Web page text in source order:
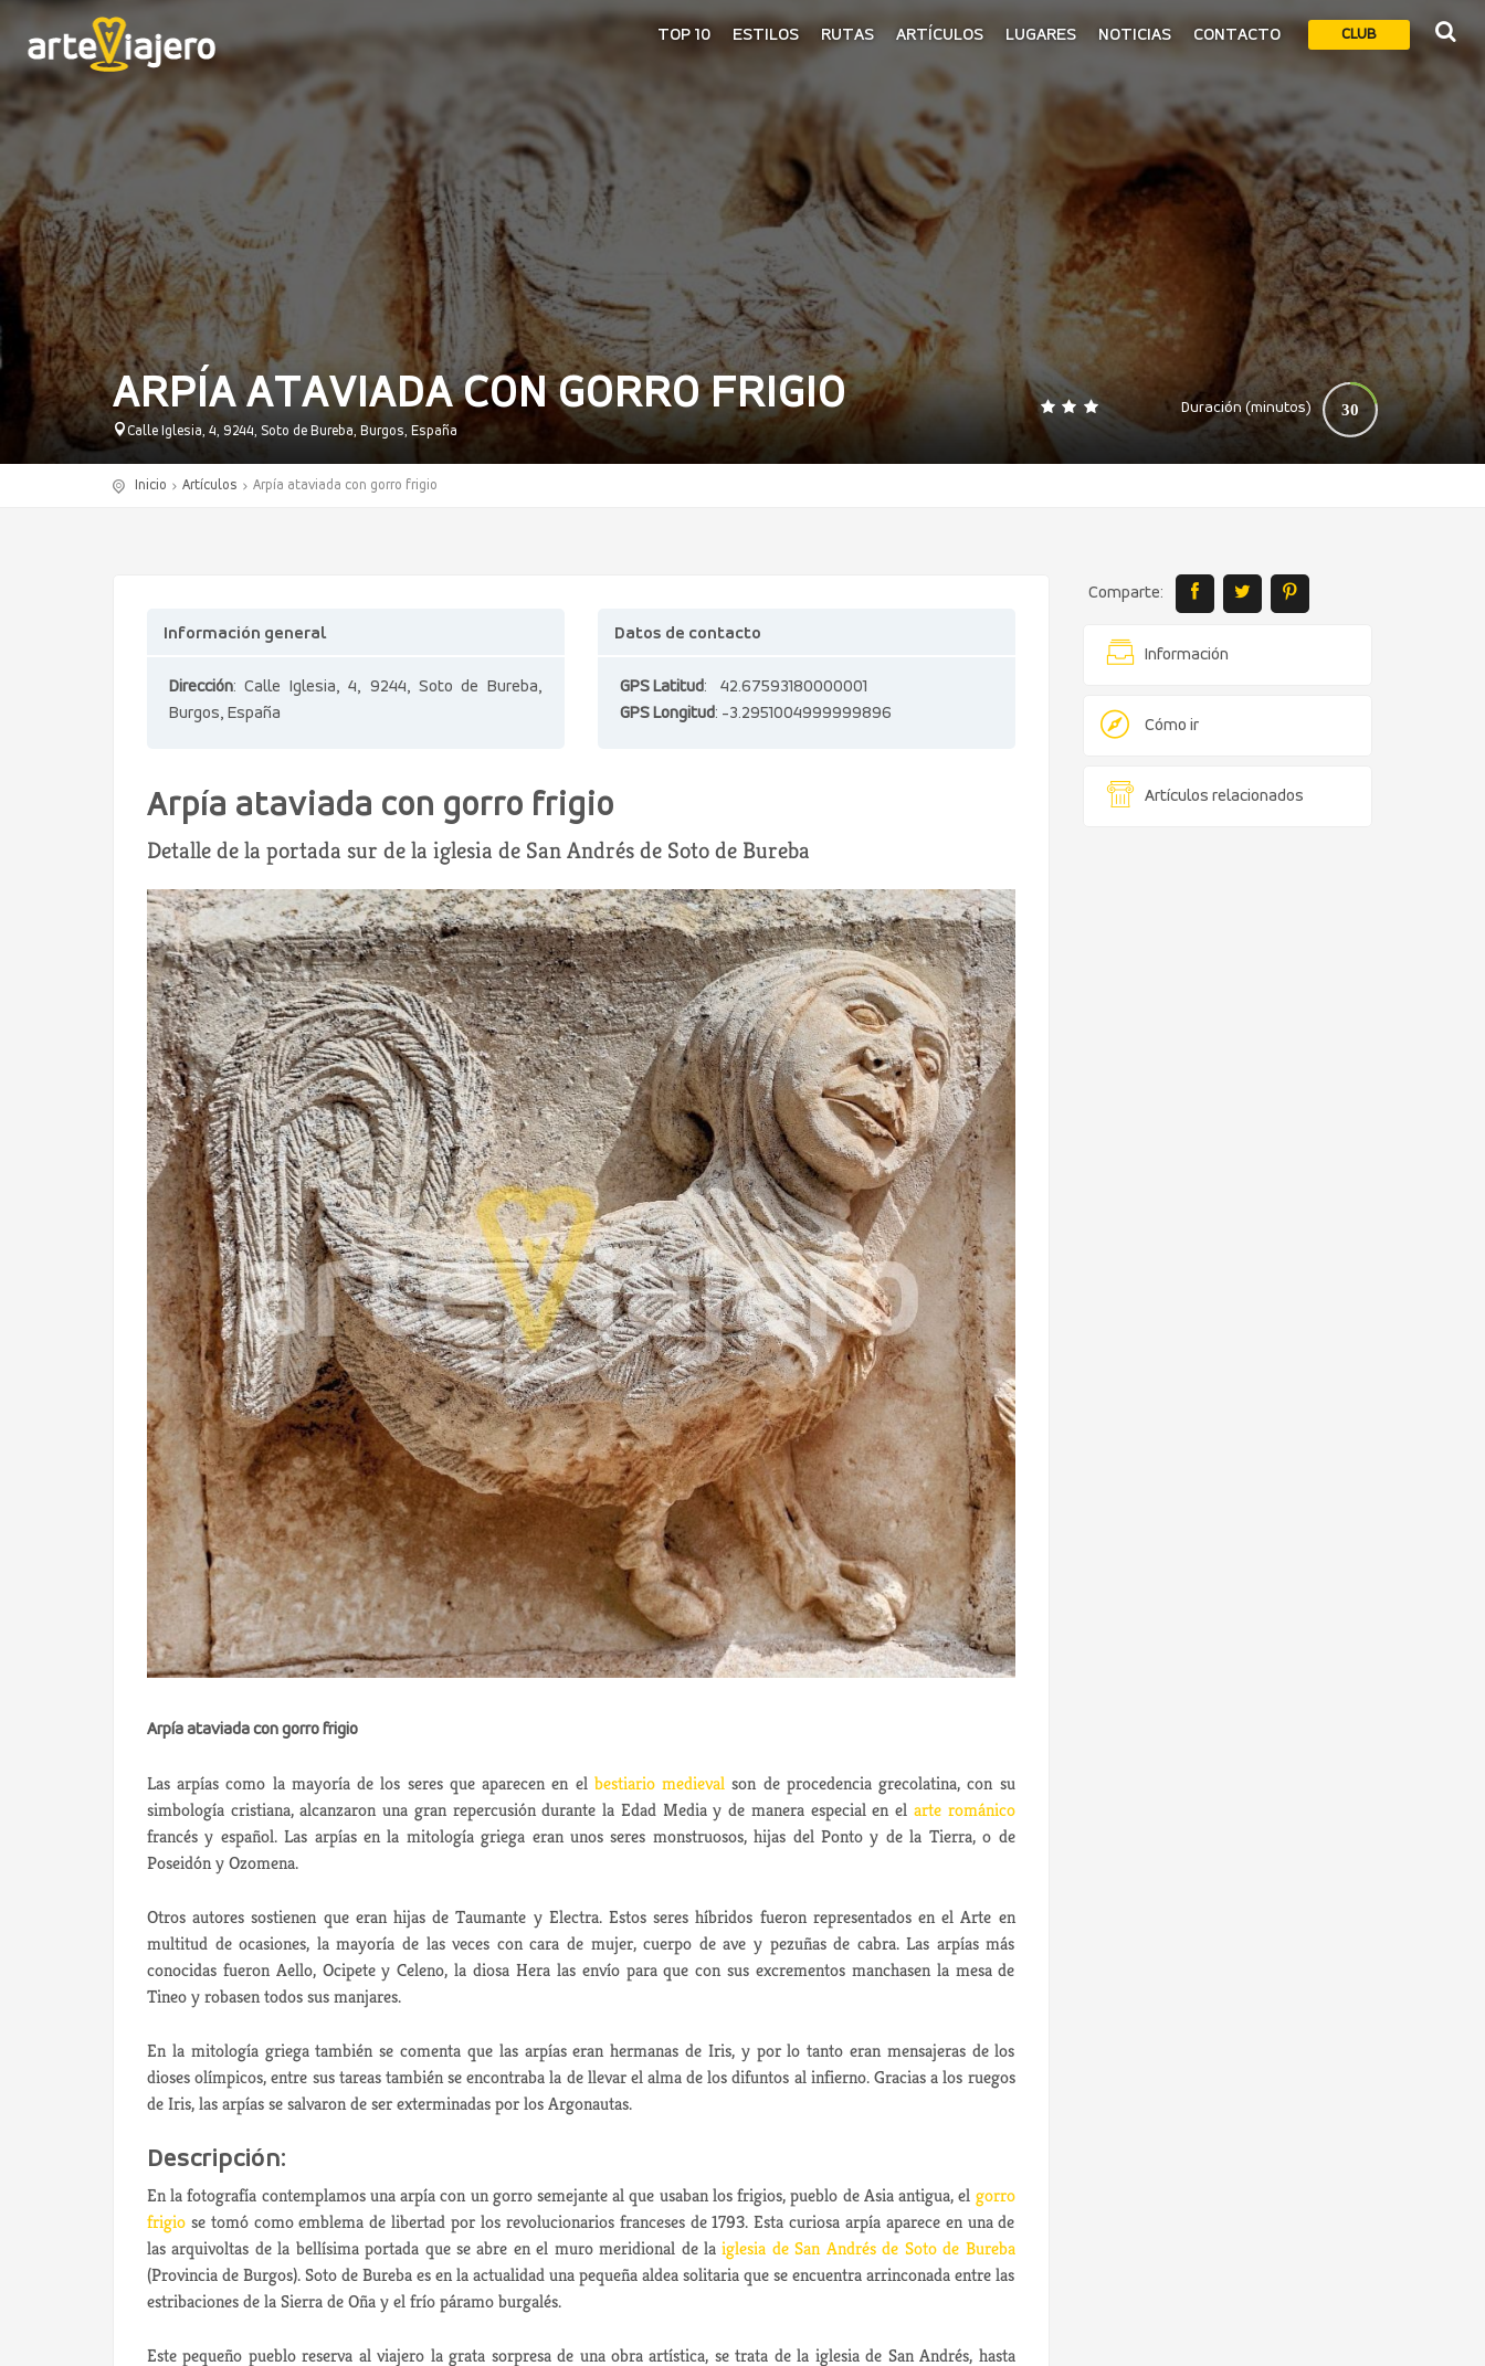
CLUB
TOP 10 ESTILOS RUTAS ARTÍCULOS LUGARES NOTICIAS CONTACTO
ARPÍA ATAVIADA CON GORRO FRIGIO
Calle Iglesia, 4, 9244, Soto de Bureba, Burgos, España
Duración (minutos) 30
0 140
Inicio Artículos Arpía ataviada con gorro frigio
Comparte:
Información
Cómo ir
Artículos relacionados
Información general
Dirección: Calle Iglesia, 4, 9244, Soto de Bureba,
Burgos, España
Datos de contacto
GPS Latitud: 42.67593180000001
GPS Longitud: -3.2951004999999896
Arpía ataviada con gorro frigio
Detalle de la portada sur de la iglesia de San Andrés de Soto de Bureba
Arpía ataviada con gorro frigio
Las arpías como la mayoría de los seres que aparecen en el bestiario medieval son de procedencia grecolatina, con su
simbología cristiana, alcanzaron una gran repercusión durante la Edad Media y de manera especial en el arte románico
francés y español. Las arpías en la mitología griega eran unos seres monstruosos, hijas del Ponto y de la Tierra, o de
Poseidón y Ozomena.
Otros autores sostienen que eran hijas de Taumante y Electra. Estos seres híbridos fueron representados en el Arte en
multitud de ocasiones, la mayoría de las veces con cara de mujer, cuerpo de ave y pezuñas de cabra. Las arpías más
conocidas fueron Aello, Ocipete y Celeno, la diosa Hera las envío para que con sus excrementos manchasen la mesa de
Tineo y robasen todos sus manjares.
En la mitología griega también se comenta que las arpías eran hermanas de Iris, y por lo tanto eran mensajeras de los
dioses olímpicos, entre sus tareas también se encontraba la de llevar el alma de los difuntos al infierno. Gracias a los ruegos
de Iris, las arpías se salvaron de ser exterminadas por los Argonautas.
Descripción:
En la fotografía contemplamos una arpía con un gorro semejante al que usaban los frigios, pueblo de Asia antigua, el gorro
frigio se tomó como emblema de libertad por los revolucionarios franceses de 1793. Esta curiosa arpía aparece en una de
las arquivoltas de la bellísima portada que se abre en el muro meridional de laiglesia de San Andrés de Soto de Bureba
(Provincia de Burgos). Soto de Bureba es en la actualidad una pequeña aldea solitaria que se encuentra arrinconada entre las
estribaciones de la Sierra de Oña y el frío páramo burgalés.
Este pequeño pueblo reserva al viajero la grata sorpresa de una obra artística, se trata de la iglesia de San Andrés, hasta